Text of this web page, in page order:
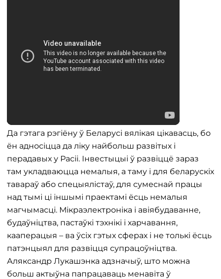
Да гэтага рэгіёну ў Беларусі вялікая цікавасць, бо
ён адносіцца да ліку найбольш развітых і
перадавых у Расіі. Інвестыцыі ў развіццё зараз
там укладваюцца немалыя, а таму і для беларускіх
тавараў або спецыялістаў, для сумеснай працы
над тымі ці іншымі праектамі ёсць немалыя
магчымасці. Мікраэлектроніка і авіябудаванне,
будаўніцтва, пастаўкі тэхнікі і харчавання,
кааперацыя – ва ўсіх гэтых сферах і не толькі ёсць
патэнцыял для развіцця супрацоўніцтва.
Аляксандр Лукашэнка адзначыў, што можна
больш актыўна папрацаваць менавіта ў